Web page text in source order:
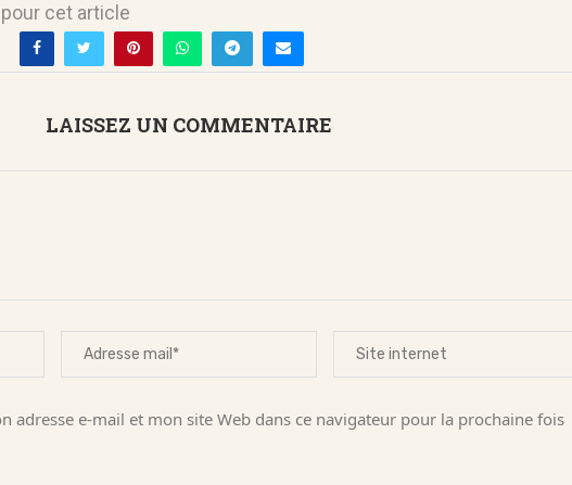
cet article
LAISSEZ UN COMMENTAIRE
adresse e-mail et mon site Web dans ce navigateur pour la prochaine fois